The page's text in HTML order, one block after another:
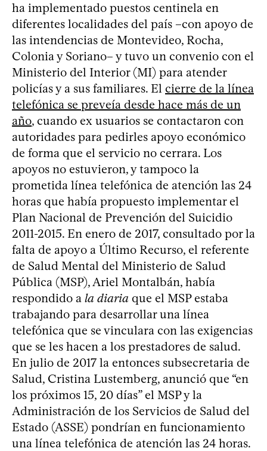
ha implementado puestos centinela en
diferentes localidades del país –con apoyo de
las intendencias de Montevideo, Rocha,
Colonia y Soriano– y tuvo un convenio con el
Ministerio del Interior (MI) para atender
policías y a sus familiares. El cierre de la línea
telefónica se preveía desde hace más de un
año, cuando ex usuarios se contactaron con
autoridades para pedirles apoyo económico
de forma que el servicio no cerrara. Los
apoyos no estuvieron, y tampoco la
prometida línea telefónica de atención las 24
horas que había propuesto implementar el
Plan Nacional de Prevención del Suicidio
2011-2015. En enero de 2017, consultado por la
falta de apoyo a Último Recurso, el referente
de Salud Mental del Ministerio de Salud
Pública (MSP), Ariel Montalbán, había
respondido a la diaria que el MSP estaba
trabajando para desarrollar una línea
telefónica que se vinculara con las exigencias
que se les hacen a los prestadores de salud.
En julio de 2017 la entonces subsecretaria de
Salud, Cristina Lustemberg, anunció que “en
los próximos 15, 20 días” el MSP y la
Administración de los Servicios de Salud del
Estado (ASSE) pondrían en funcionamiento
una línea telefónica de atención las 24 horas.